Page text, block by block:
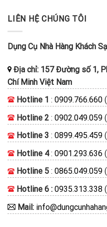
LIÊN HỆ CHÚNG TÔI
Dụng Cụ Nhà Hàng Khách
Địa chỉ: 157 Đường số 1,
Chí Minh Việt Nam
Hotline 1 : 0909.766.660
Hotline 2 : 0902.049.059
Hotline 3 : 0899.495.459
Hotline 4: 0901.293.636
Hotline 5 : 0865.049.059
Hotline 6 : 0935.313.338
Mail: